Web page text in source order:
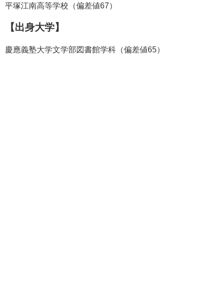
平塚江南高等学校（偏差値67）
【出身大学】
慶應義塾大学文学部図書館学科（偏差値65）